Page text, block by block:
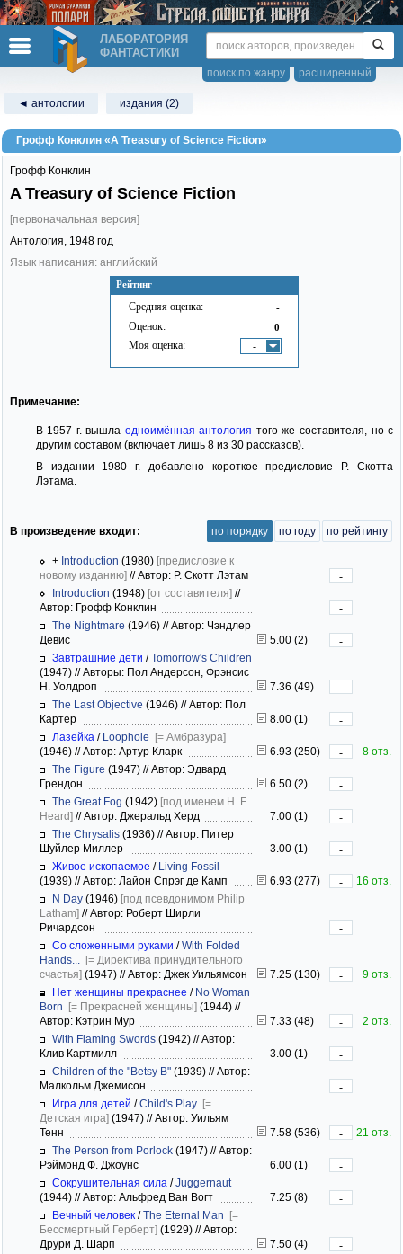
ЛАБОРАТОРИЯ
ФАНТАСТИКИ
расширенный
поиск по жанру
◄ антологии издания (2)
Грофф Конклин «A Treasury of Science Fiction»
Рейтинг
Средняя оценка: -
Оценок: 0
Моя оценка: -
Грофф Конклин
A Treasury of Science Fiction
[первоначальная версия]
Антология, 1948 год
Язык написания: английский
Примечание:
В 1957 г. вышла одноимённая антология того же составителя, но с
другим составом (включает лишь 8 из 30 рассказов).
В издании 1980 г. добавлено короткое предисловие Р. Скотта
Лэтама.
В произведение входит: по порядку по году по рейтингу
+ Introduction (1980) [предисловие к
новому изданию] //Автор: Р. Скотт Лэтам
-
Introduction (1948) [от составителя] //
Автор: Грофф Конклин
-
The Nightmare (1946) //Автор: Чэндлер
Девис
5.00 (2)
-
Завтрашние дети /Tomorrow's Children
(1947) //Авторы: Пол Андерсон, Фрэнсис
Н. Уолдроп
7.36 (49)
-
The Last Objective (1946) //Автор: Пол
Картер
8.00 (1)
-
Лазейка / Loophole [= Амбразура]
(1946) //Автор: Артур Кларк 6.93 (250) -
8 отз.
The Figure (1947) //Автор: Эдвард
Грендон
6.50 (2)
-
The Great Fog (1942) [под именем H. F.
Heard] //Автор: Джеральд Херд 7.00 (1)
-
The Chrysalis (1936) //Автор: Питер
Шуйлер Миллер
3.00 (1)
-
Живое ископаемое / Living Fossil
(1939) //Автор: Лайон Спрэг де Камп 6.93 (277) -
16 отз.
N Day (1946) [под псевдонимом Philip
Latham] //Автор: Роберт Ширли
Ричардсон
-
Со сложенными руками /With Folded
Hands...
[= Директива принудительного
счастья] (1947) //Автор: Джек Уильямсон 7.25 (130) -
9 отз.
Нет женщины прекраснее / No Woman
Born [= Прекрасней женщины] (1944) //
Автор: Кэтрин Мур
7.33 (48) -
2 отз.
With Flaming Swords (1942) //Автор:
Клив Картмилл
3.00 (1)
-
Children of the "Betsy B" (1939) //Автор:
Малкольм Джемисон
-
Игра для детей /Child's Play [=
Детская игра] (1947) //Автор: Уильям
Тенн
7.58 (536) -
21 отз.
The Person from Porlock (1947) //Автор:
Рэймонд Ф. Джоунс
6.00 (1)
-
Сокрушительная сила /Juggernaut
(1944) //Автор: Альфред Ван Вогт 7.25 (8)
-
Вечный человек /The Eternal Man [=
Бессмертный Герберт] (1929) //Автор:
Друри Д. Шарп
7.50 (4)
-